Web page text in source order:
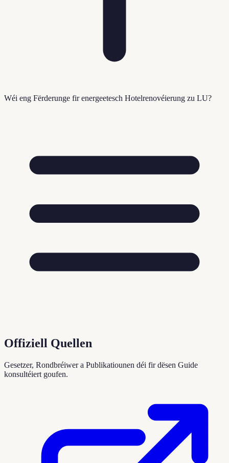
Wéi eng Fërderunge fir energeetesch Hotelrenovéierung zu LU?
Offiziell Quellen
Gesetzer, Rondbréiwer a Publikatiounen déi fir dësen Guide
konsultéiert goufen.